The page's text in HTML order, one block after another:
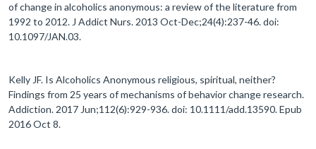
of change in alcoholics anonymous: a review of the literature from
1992 to 2012. J Addict Nurs. 2013 Oct-Dec;24(4):237-46. doi:
10.1097/JAN.03.
Kelly JF. Is Alcoholics Anonymous religious, spiritual, neither?
Findings from 25 years of mechanisms of behavior change research.
Addiction. 2017 Jun;112(6):929-936. doi: 10.1111/add.13590. Epub
2016 Oct 8.